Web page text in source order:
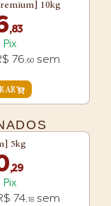
10kg
,83
Pix
76 ,60 sem
5kg
,29
Pix
74,18sem